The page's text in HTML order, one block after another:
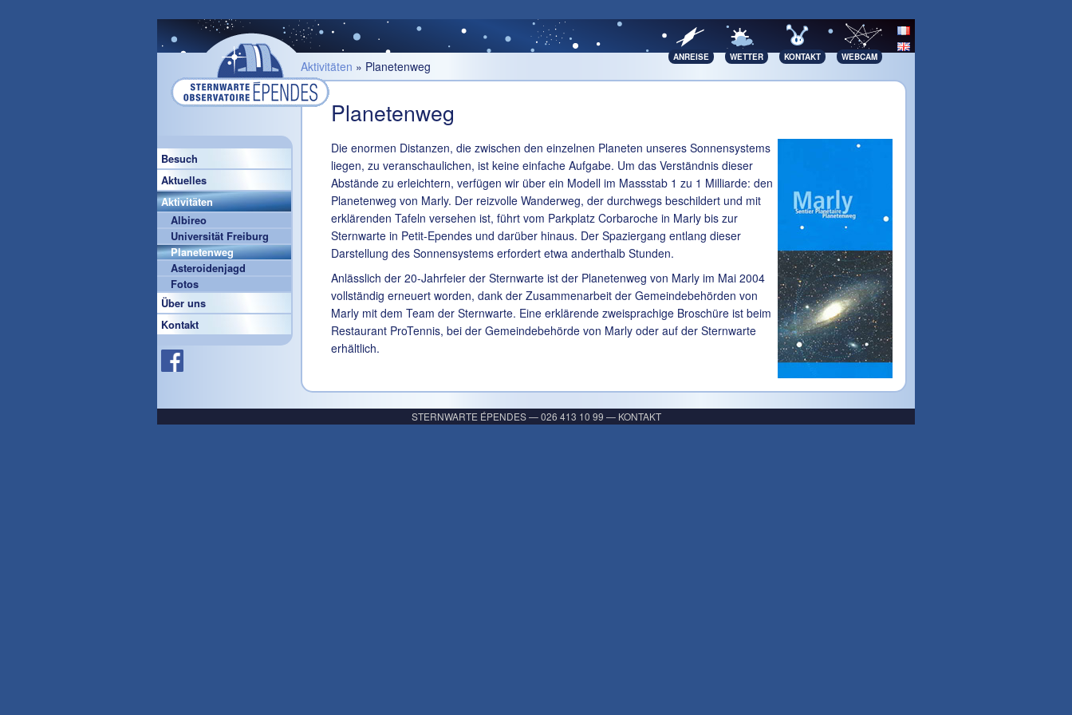
ANREISE WETTER KONTAKT WEBCAM
Aktivitäten » Planetenweg
Besuch
Aktuelles
Aktivitäten
Albireo
Universität Freiburg
Planetenweg
Asteroidenjagd
Fotos
Über uns
Kontakt
Planetenweg
Die enormen Distanzen, die zwischen den einzelnen Planeten unseres Sonnensystems
liegen, zu veranschaulichen, ist keine einfache Aufgabe. Um das Verständnis dieser
Abstände zu erleichtern, verfügen wir über ein Modell im Massstab 1 zu 1 Milliarde: den
Planetenweg von Marly. Der reizvolle Wanderweg, der durchwegs beschildert und mit
erklärenden Tafeln versehen ist, führt vom Parkplatz Corbaroche in Marly bis zur
Sternwarte in Petit-Ependes und darüber hinaus. Der Spaziergang entlang dieser
Darstellung des Sonnensystems erfordert etwa anderthalb Stunden.
Anlässlich der 20-Jahrfeier der Sternwarte ist der Planetenweg von Marly im Mai 2004
vollständig erneuert worden, dank der Zusammenarbeit der Gemeindebehörden von
Marly mit dem Team der Sternwarte. Eine erklärende zweisprachige Broschüre ist beim
Restaurant ProTennis, bei der Gemeindebehörde von Marly oder auf der Sternwarte
erhältlich.
STERNWARTE ÉPENDES—026 413 10 99 — KONTAKT